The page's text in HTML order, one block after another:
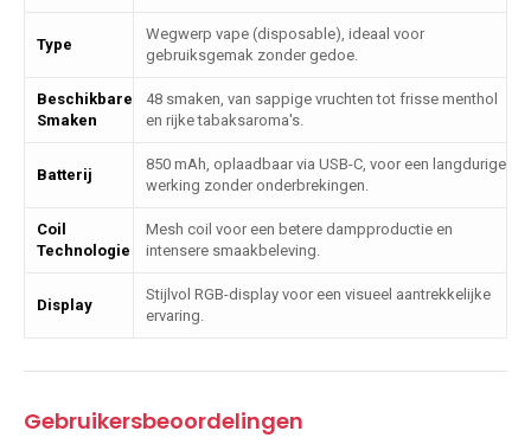
Type
Wegwerp vape (disposable), ideaal voor
gebruiksgemak zonder gedoe.
Beschikbare
Smaken
48 smaken, van sappige vruchten tot frisse menthol
en rijke tabaksaroma's.
Batterij
850 mAh, oplaadbaar via USB-C, voor een langdurige
werking zonder onderbrekingen.
Coil
Technologie
Mesh coil voor een betere dampproductie en
intensere smaakbeleving.
Display
Stijlvol RGB-display voor een visueel aantrekkelijke
ervaring.
Gebruikersbeoordelingen